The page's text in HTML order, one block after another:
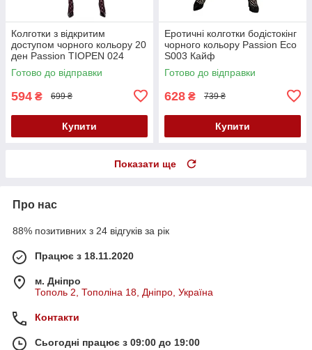
Колготки з відкритим
доступом чорного кольору 20
ден Passion TIOPEN 024
розмір 5 Кайф
Готово до відправки
594 ₴ 699 ₴
Купити
Еротичні колготки бодістокінг
чорного кольору Passion Eco
S003 Кайф
Готово до відправки
628 ₴ 739 ₴
Купити
Показати ще
Про нас
88% позитивних з 24 відгуків за рік
Працює з 18.11.2020
м. Дніпро
Тополь 2, Тополіна 18, Дніпро, Україна
Контакти
Сьогодні працює з 09:00 до 19:00